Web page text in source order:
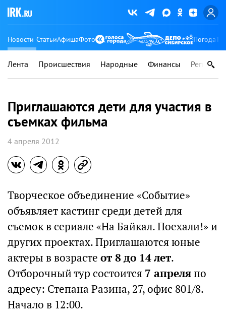
Новости СтатьиАфишаФото Погода
Лента Происшествия Народные Финансы Регионы
Приглашаются дети для участия в
съемках фильма
4 апреля 2012
Творческое объединение «Событие»
объявляет кастинг среди детей для
съемок в сериале «На Байкал. Поехали!» и
других проектах. Приглашаются юные
актеры в возрасте от 8 до 14 лет.
Отборочный тур состоится 7 апреляпо
адресу: Степана Разина, 27, офис 801/8.
Начало в 12:00.